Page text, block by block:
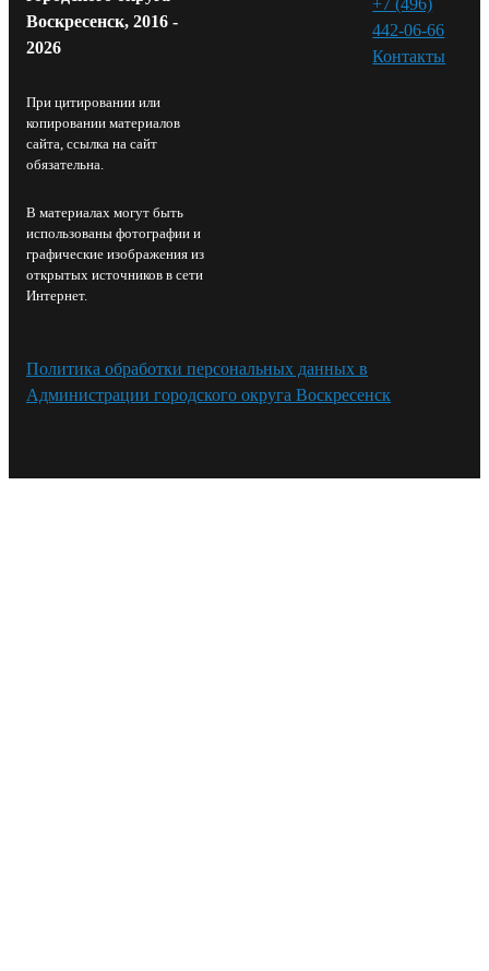
Воскресенск, 2016 -
2026
При цитировании или
копировании материалов
сайта, ссылка на сайт
обязательна.
В материалах могут быть
использованы фотографии и
графические изображения из
открытых источников в сети
Интернет.
442-06-66
Контакты⁠
Политика обработки персональных данных в
Администрации городского округа Воскресенск